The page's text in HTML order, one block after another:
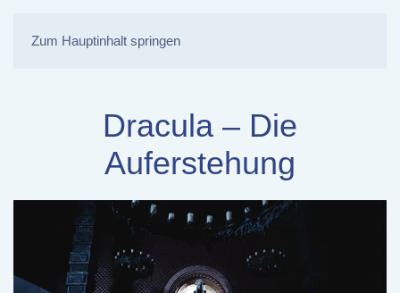
Zum Hauptinhalt springen
Dracula – Die
Auferstehung